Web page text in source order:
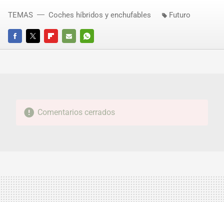
FACEBOOKTWITTERFLIPBOARD
E-
WHATSAPP
TEMAS Coches híbridos y enchufables Futuro
Comentarios cerrados